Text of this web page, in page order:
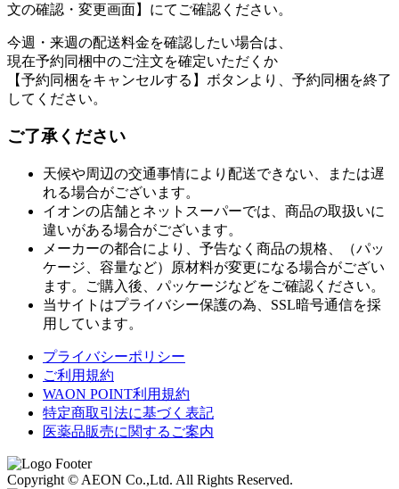
文の確認・変更画面】にてご確認ください。
今週・来週の配送料金を確認したい場合は、
現在予約同梱中のご注文を確定いただくか
【予約同梱をキャンセルする】ボタンより、予約同梱を終了
してください。
ご了承ください
天候や周辺の交通事情により配送できない、または遅
れる場合がございます。
イオンの店舗とネットスーパーでは、商品の取扱いに
違いがある場合がございます。
メーカーの都合により、予告なく商品の規格、（パッ
ケージ、容量など）原材料が変更になる場合がござい
ます。ご購入後、パッケージなどをご確認ください。
当サイトはプライバシー保護の為、SSL暗号通信を採
用しています。
プライバシーポリシー
ご利用規約
WAON POINT利用規約
特定商取引法に基づく表記
医薬品販売に関するご案内
Copyright © AEON Co.,Ltd. All Rights Reserved.